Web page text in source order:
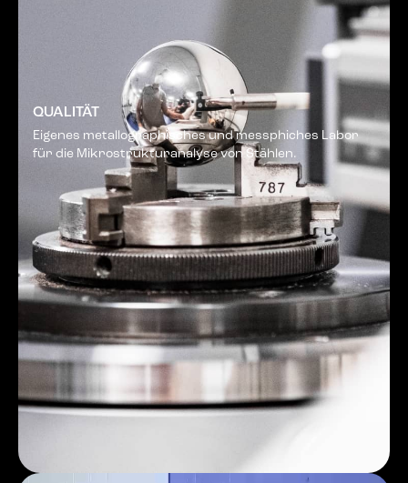
QUALITÄT
Eigenes metallographisches und messphiches Labor
für die Mikrostrukturanalyse von Stählen.